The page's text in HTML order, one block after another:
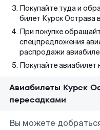
Покупайте туда и
билет Курск Острава
При покупке
спецпредложения
распродажи
Покупайте авиабилет
Авиабилеты Курск
пересадками
Вы можете